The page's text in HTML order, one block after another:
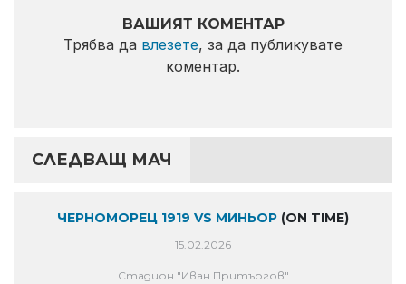
ВАШИЯТ КОМЕНТАР
Трябва да влезете, за да публикувате
коментар.
СЛЕДВАЩ МАЧ
ЧЕРНОМОРЕЦ 1919 VS МИНЬОР (ON TIME)
15.02.2026
Стадион "Иван Притъргов"